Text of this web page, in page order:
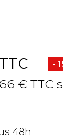
TTC -
€ TTC
48h